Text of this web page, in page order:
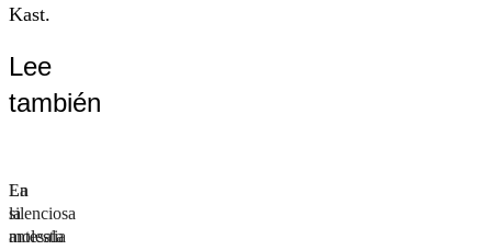
Kast.
Lee
también
La
silenciosa
molestia
En
la
antesala